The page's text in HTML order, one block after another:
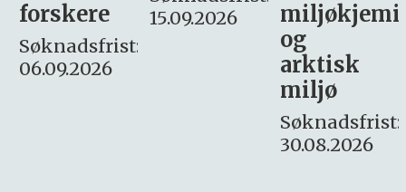
15.09.2026
miljøkjemi
– fast
Søknadsfrist:
16. august.